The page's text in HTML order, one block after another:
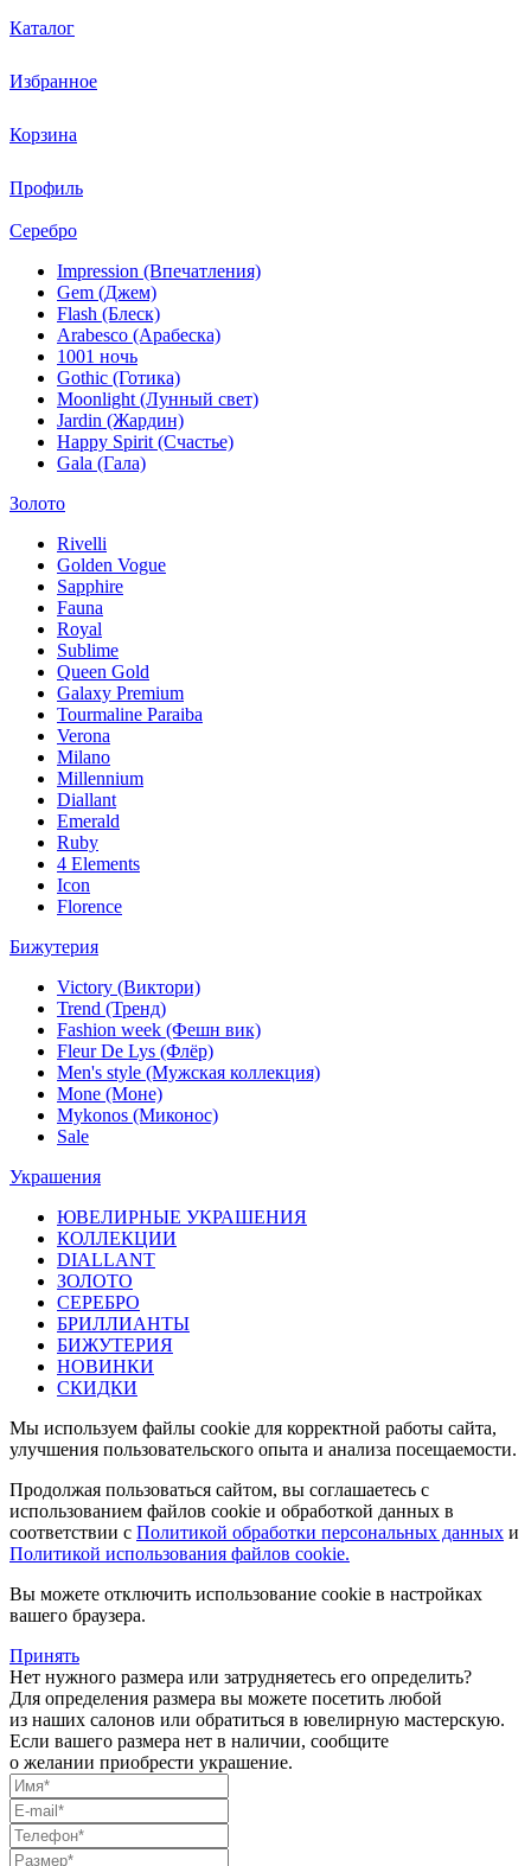
Каталог
Избранное
Корзина
Профиль
Серебро
Impression (Впечатления)
Gem (Джем)
Flash (Блеск)
Arabesco (Арабеска)
1001 ночь
Gothic (Готика)
Moonlight (Лунный свет)
Jardin (Жардин)
Happy Spirit (Счастье)
Gala (Гала)
Золото
Rivelli
Golden Vogue
Sapphire
Fauna
Royal
Sublime
Queen Gold
Galaxy Premium
Tourmaline Paraiba
Verona
Milano
Millennium
Diallant
Emerald
Ruby
4 Elements
Icon
Florence
Бижутерия
Victory (Виктори)
Trend (Тренд)
Fashion week (Фешн вик)
Fleur De Lys (Флёр)
Men's style (Мужская коллекция)
Mone (Моне)
Mykonos (Миконос)
Sale
Украшения
ЮВЕЛИРНЫЕ УКРАШЕНИЯ
КОЛЛЕКЦИИ
DIALLANT
ЗОЛОТО
СЕРЕБРО
БРИЛЛИАНТЫ
БИЖУТЕРИЯ
НОВИНКИ
СКИДКИ
Мы используем файлы cookie для корректной работы сайта,
улучшения пользовательского опыта и анализа посещаемости.
Продолжая пользоваться сайтом, вы соглашаетесь с
использованием файлов cookie и обработкой данных в
соответствии с Политикой обработки персональных данных и
Политикой использования файлов cookie.
Вы можете отключить использование cookie в настройках
вашего браузера.
Принять
Нет нужного размера или затрудняетесь его определить?
Для определения размера вы можете посетить любой
из наших салонов или обратиться в ювелирную мастерскую.
Если вашего размера нет в наличии, сообщите
о желании приобрести украшение.